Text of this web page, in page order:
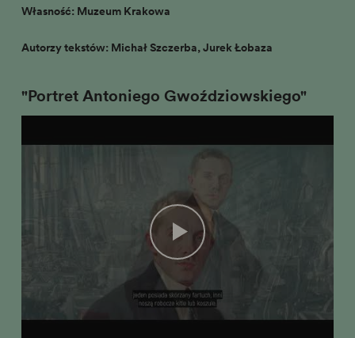
Własność: Muzeum Krakowa
Autorzy tekstów: Michał Szczerba, Jurek Łobaza
"Portret Antoniego Gwoździowskiego"